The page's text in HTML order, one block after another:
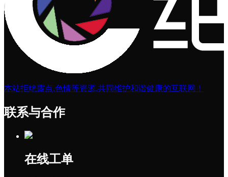
本站拒绝露点,色情等资源,共同维护和谐健康的互联网！
联系与合作
在线工单